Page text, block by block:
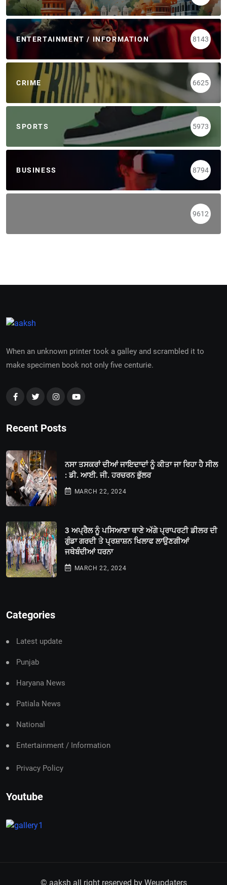
ENTERTAINMENT / INFORMATION 8143
CRIME 6625
SPORTS 5973
BUSINESS 8794
9612
When an unknown printer took a galley and scrambled it to
make specimen book not only five centurie.
Recent Posts
ਨਸਾ ਤਸਕਰਾਂ ਦੀਆਂ ਜਾਇਦਾਦਾਂ ਨੂੰ ਕੀਤਾ ਜਾ ਰਿਹਾ ਹੈ ਸੀਲ
: ਡੀ. ਆਈ. ਜੀ. ਹਰਚਰਨ ਭੁੱਲਰ
MARCH 22, 2024
3 ਅਪ੍ਰੈਲ ਨੂੰ ਪਸਿਆਣਾ ਥਾਣੇ ਅੱਗੇ ਪ੍ਰਾਪਰਟੀ ਡੀਲਰ ਦੀ
ਗੁੰਡਾ ਗਰਦੀ ਤੇ ਪ੍ਰਸ਼ਾਸ਼ਨ ਖਿਲਾਫ ਲਾਉਣਗੀਆਂ
ਜਥੇਬੰਦੀਆਂ ਧਰਨਾ
MARCH 22, 2024
Categories
Latest update
Punjab
Haryana News
Patiala News
National
Entertainment / Information
Privacy Policy
Youtube
© aaksh all right reserved by Weupdaters